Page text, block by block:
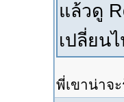
แล้วดู
เปลี่ยน
พี่เขาน่าจ